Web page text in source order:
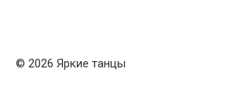
© 2026 Яркие танцы